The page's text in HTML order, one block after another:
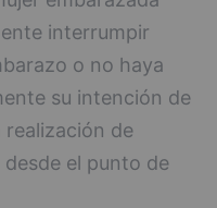
interrumpir
o no haya
su intención de
realización de
el punto de